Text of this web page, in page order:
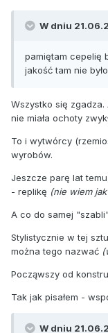
W dniu
pamiętam cepelię
jakość tam nie było
Wszystko się
nie miała ochoty
To i wytwórcy
wyrobów.
Jeszcze parę lat
- replikę (nie wiem
A co do samej
Stylistycznie w tej
można tego nazwać
Począwszy od
Tak jak pisałem -
W dniu